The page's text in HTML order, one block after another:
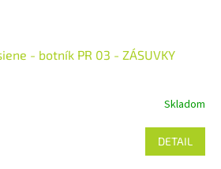
- botník PR 03 - ZÁSUVKY
Skladom
DETAIL